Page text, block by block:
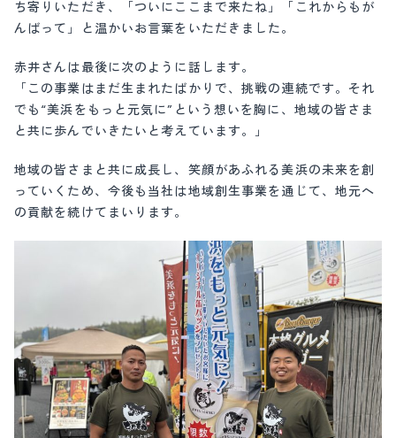
ち寄りいただき、「ついにここまで来たね」「これからもが
んばって」と温かいお言葉をいただきました。
赤井さんは最後に次のように話します。
「この事業はまだ生まれたばかりで、挑戦の連続です。それ
でも“美浜をもっと元気に”という想いを胸に、地域の皆さま
と共に歩んでいきたいと考えています。」
地域の皆さまと共に成長し、笑顔があふれる美浜の未来を創
っていくため、今後も当社は地域創生事業を通じて、地元へ
の貢献を続けてまいります。